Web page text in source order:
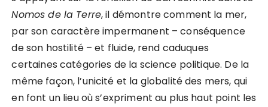
Nomos de la Terre, il démontre comment la mer,
par son caractère impermanent – conséquence
de son hostilité – et fluide, rend caduques
certaines catégories de la science politique. De la
même façon, l’unicité et la globalité des mers, qui
en font un lieu où s’expriment au plus haut point les